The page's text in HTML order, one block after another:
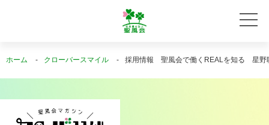
ホーム クローバースマイル 採用情報 聖風会で働くREALを知る 星野